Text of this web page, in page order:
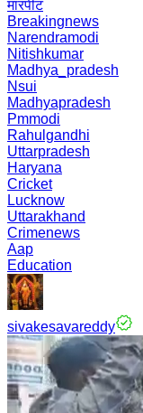
मारपीट
Breakingnews
Narendramodi
Nitishkumar
Madhya_pradesh
Nsui
Madhyapradesh
Pmmodi
Rahulgandhi
Uttarpradesh
Haryana
Cricket
Lucknow
Uttarakhand
Crimenews
Aap
Education
sivakesavareddy